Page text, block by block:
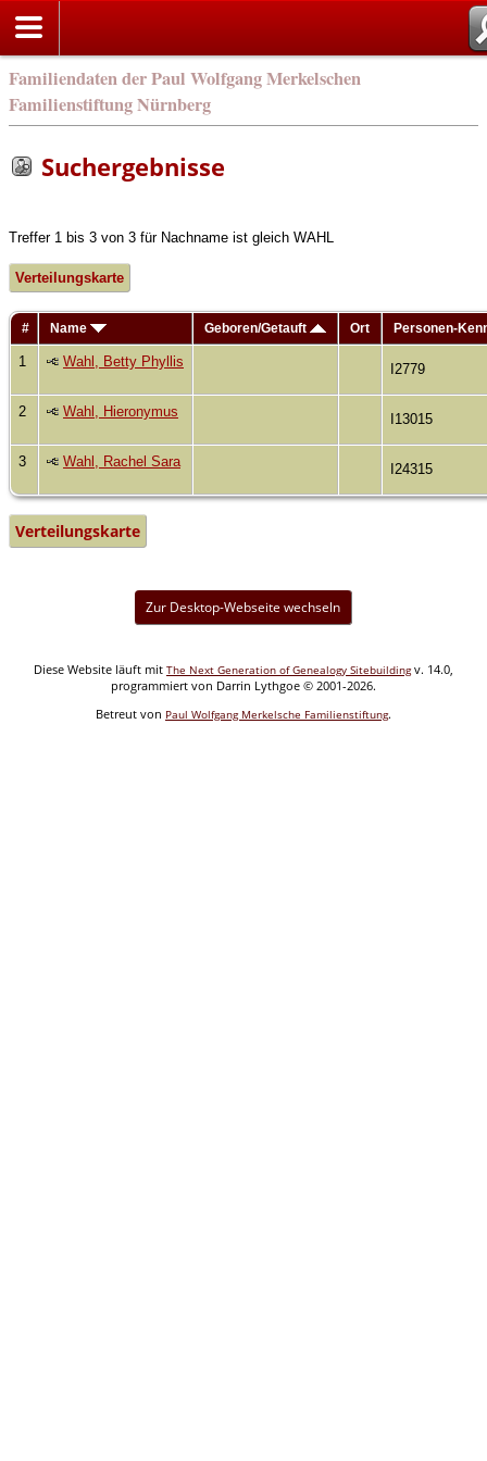
Familiendaten der Paul Wolfgang Merkelschen
Familienstiftung Nürnberg
Suchergebnisse
Treffer 1 bis 3 von 3 für Nachname ist gleich WAHL
Verteilungskarte
# Name Geboren/Getauft Ort Personen-
1 Wahl, Betty Phyllis I2779
2 Wahl, Hieronymus I13015
3 Wahl, Rachel Sara I24315
Verteilungskarte
Zur Desktop-Webseite wechseln
Diese Website läuft mit The Next Generation of Genealogy Sitebuildingv. 14.0,
programmiert von Darrin Lythgoe © 2001-2026.
Betreut von Paul Wolfgang Merkelsche Familienstiftung.